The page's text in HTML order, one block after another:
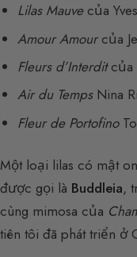
Lilas Mauvecủa
Amour Amourcủa
Fleurs d’Interditcủa
Air du TempsNina
Fleur de Portofino
Một loại lilas có mật
được gọi là Buddleia,
cùng mimosa của
tiên tôi đã phát triển ở